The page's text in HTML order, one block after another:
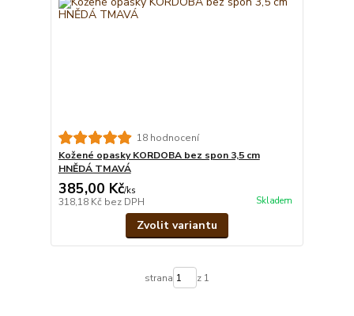
18 hodnocení
Kožené opasky KORDOBA bez spon 3,5 cm
HNĚDÁ TMAVÁ
385,00 Kč/ks
318,18 Kč bez DPH Skladem
Zvolit variantu
strana z 1